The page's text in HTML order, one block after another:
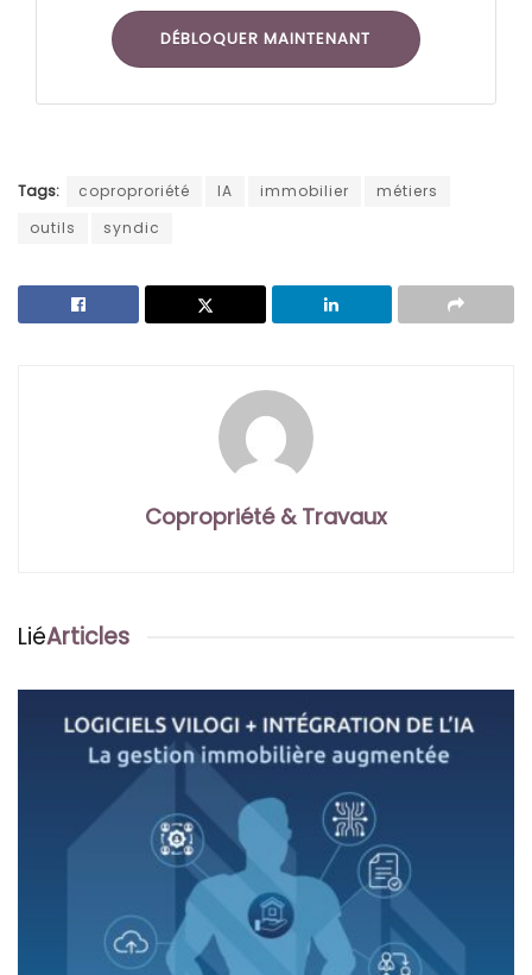
DÉBLOQUER MAINTENANT
Tags: coproproriété IA immobilier
métiers
outils
syndic
Copropriété & Travaux
LiéArticles